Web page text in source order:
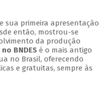
sua primeira apresentação
então, mostrou-se
da produção
BNDESé o mais antigo
no Brasil, oferecendo
e gratuitas, sempre às